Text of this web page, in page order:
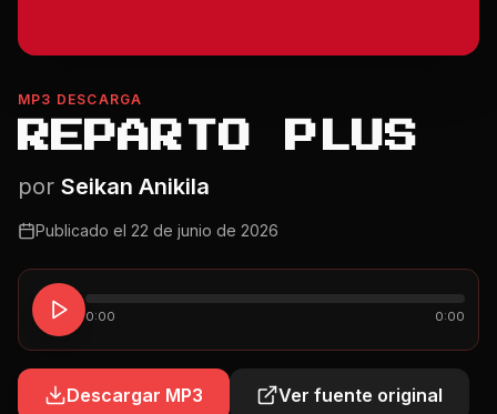
MP3 DESCARGA
REPARTO PLUS
por Seikan Anikila
Publicado el 22 de junio de 2026
0:00 0:00
Descargar MP3 Ver fuente original